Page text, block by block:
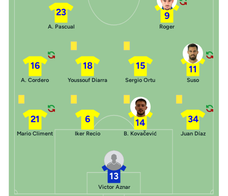
13
Victor Aznar
21
Mario Climent
6
Iker Recio
14
B. Kovačević
34
Juan Díaz
16
A. Cordero
18
Youssouf Diarra
15
Sergio Ortu
11
Suso
23
A. Pascual
9
Roger